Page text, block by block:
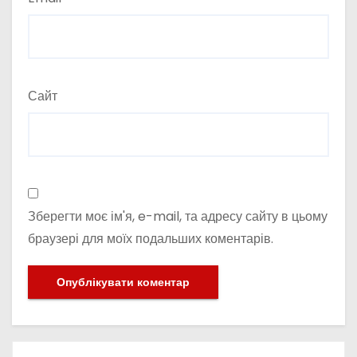
Сайт
Зберегти моє ім'я, e-mail, та адресу сайту в цьому
браузері для моїх подальших коментарів.